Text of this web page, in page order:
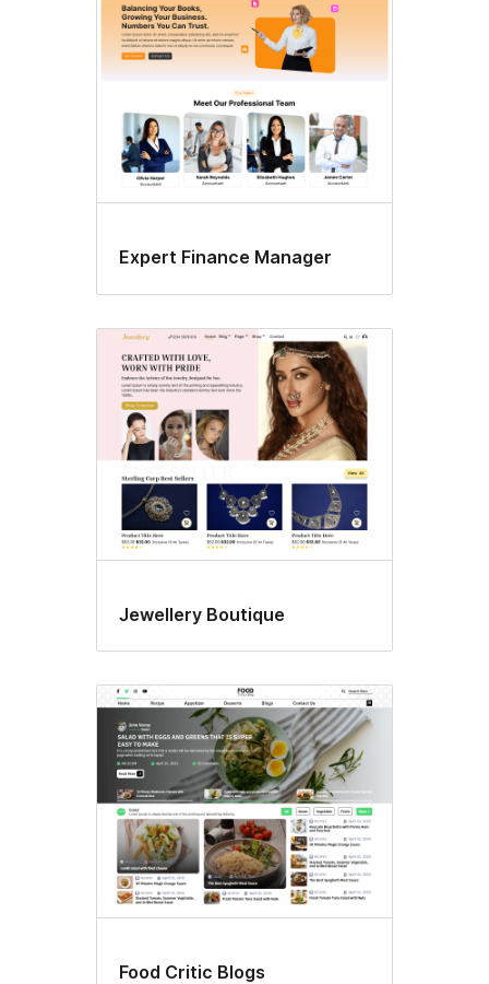
Expert Finance Manager
Jewellery Boutique
Food Critic Blogs